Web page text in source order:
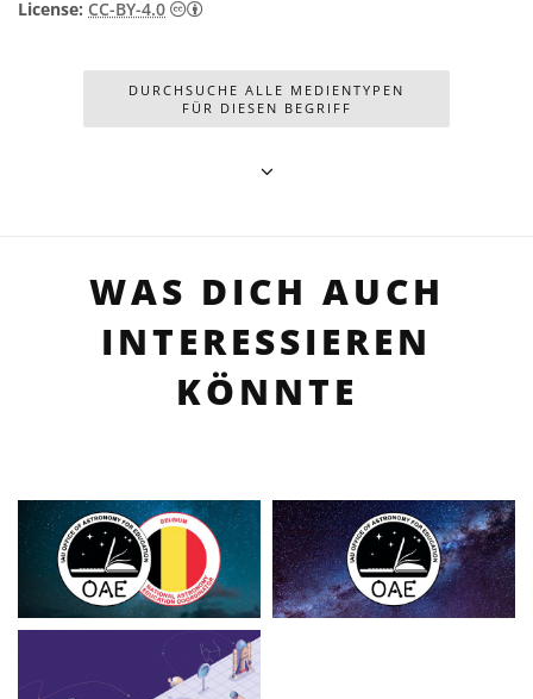
License: CC-BY-4.0 Creative Commons Namensnennung 4.0
DURCHSUCHE ALLE MEDIENTYPEN
FÜR DIESEN BEGRIFF
WAS DICH AUCH
INTERESSIEREN
KÖNNTE